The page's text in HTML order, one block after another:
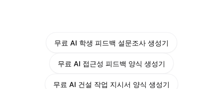
무료 AI 학생 피드백 설문조사 생성기
무료 AI 접근성 피드백 양식 생성기
무료 AI 건설 작업 지시서 양식 생성기